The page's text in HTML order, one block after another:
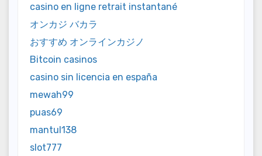
casino en ligne retrait instantané
オンカジ バカラ
おすすめ オンラインカジノ
Bitcoin casinos
casino sin licencia en españa
mewah99
puas69
mantul138
slot777